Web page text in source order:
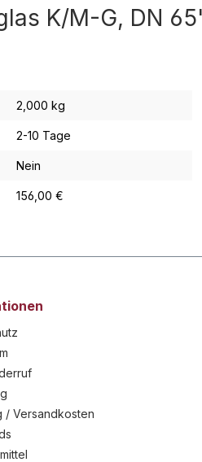
K/M-G, DN
2,000 kg
2-10 Tage
Nein
156,00 €
/ Versandkosten